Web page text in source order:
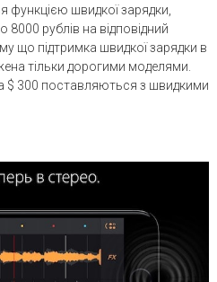
функцією швидкої зарядки,
рублів на відповідний
що підтримка швидкої зарядки в
тільки дорогими моделями.
$ 300 поставляються з швидкими